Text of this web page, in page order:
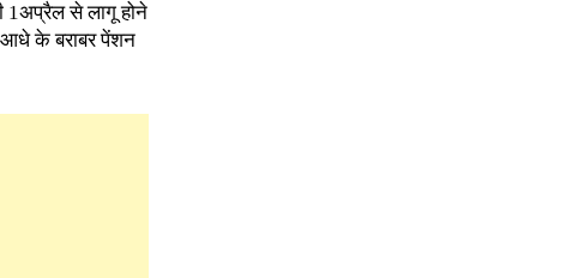
1अप्रैल से लागू होने
के बराबर पेंशन